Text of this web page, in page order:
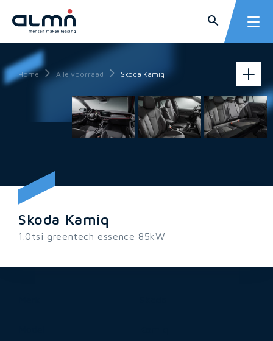
Home Alle voorraad Skoda Kamiq
Skoda Kamiq
1.0tsi greentech essence 85kW